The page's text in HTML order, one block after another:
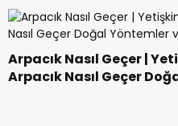
Arpacık Nasıl Geçer |
Arpacık Nasıl Geçer